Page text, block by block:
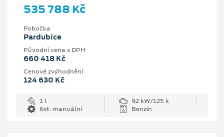
535 788 Kč
Pobočka
Pardubice
Původní cena s DPH
660 418 Kč
Cenové zvýhodnění
124 630 Kč
1 l
92 kW/125 k
6st. manuální
Benzín